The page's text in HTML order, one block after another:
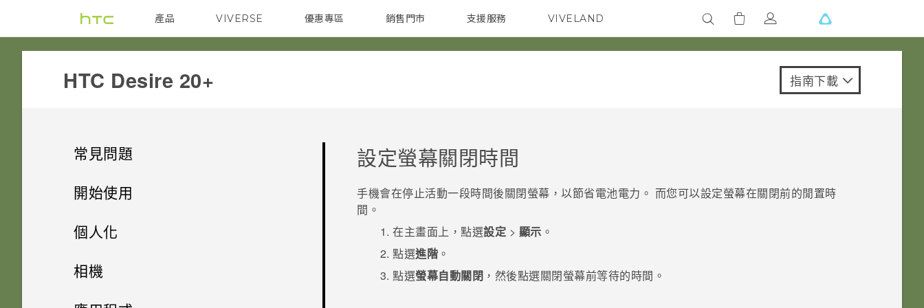
產品
VIVE G REIGNS 智慧型手機 配件
VIVERSE 優惠專區
焦點訊息 校園專案 企業採購
銷售門市
銷售通路 支援服務 VIVELAND
HTC Desire 20+‎ 指南下載
常見問題
電源與充電
開始使用
打開包裝與設定
插入 nano SIM 卡和 microSD
個人化
主畫面配置
變更桌布
相機
拍照和錄影
設定螢幕關閉時間
手機會在停止活動一段時間後關閉螢幕，以節省電池電力。 而您可以設定螢幕在關閉前的閒置時
間。
在主畫面上，點選設定 > 顯示 。
點選進階 。
點選螢幕自動關閉 ，然後點選關閉螢幕前等待的時間。